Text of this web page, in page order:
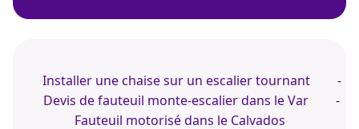
Installer une chaise sur un escalier tournant
-
Devis de fauteuil monte-escalier dans le Var
-
Fauteuil motorisé dans le Calvados